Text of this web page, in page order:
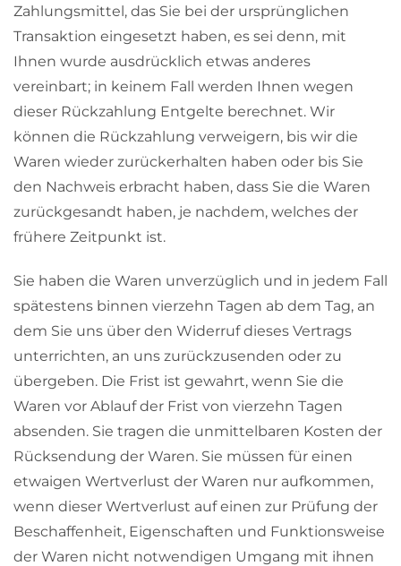
Zahlungsmittel, das Sie bei der ursprünglichen
Transaktion eingesetzt haben, es sei denn, mit
Ihnen wurde ausdrücklich etwas anderes
vereinbart; in keinem Fall werden Ihnen wegen
dieser Rückzahlung Entgelte berechnet. Wir
können die Rückzahlung verweigern, bis wir die
Waren wieder zurückerhalten haben oder bis Sie
den Nachweis erbracht haben, dass Sie die Waren
zurückgesandt haben, je nachdem, welches der
frühere Zeitpunkt ist.
Sie haben die Waren unverzüglich und in jedem Fall
spätestens binnen vierzehn Tagen ab dem Tag, an
dem Sie uns über den Widerruf dieses Vertrags
unterrichten, an uns zurückzusenden oder zu
übergeben. Die Frist ist gewahrt, wenn Sie die
Waren vor Ablauf der Frist von vierzehn Tagen
absenden. Sie tragen die unmittelbaren Kosten der
Rücksendung der Waren. Sie müssen für einen
etwaigen Wertverlust der Waren nur aufkommen,
wenn dieser Wertverlust auf einen zur Prüfung der
Beschaffenheit, Eigenschaften und Funktionsweise
der Waren nicht notwendigen Umgang mit ihnen